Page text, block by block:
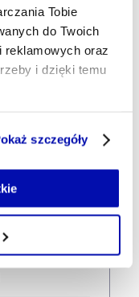
Tobie
do Twoich
reklamowych oraz
i dzięki temu
plików cookie,
np. we
po wybraniu opcji
szczegóły
teren
rady